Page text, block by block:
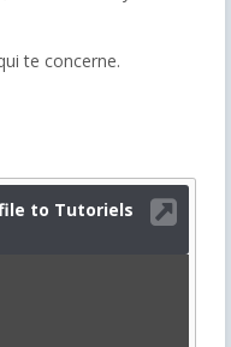
te concerne.